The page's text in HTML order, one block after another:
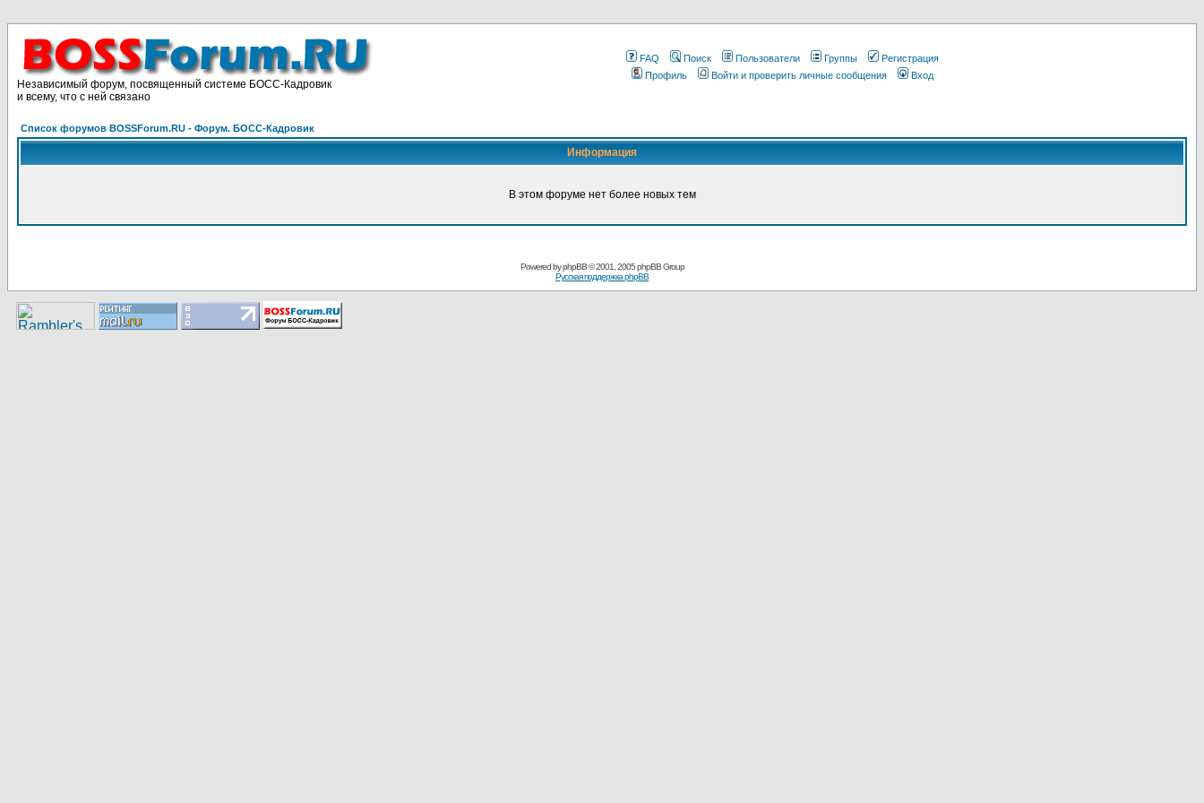
Независимый форум, посвященный системе БОСС-Кадровик
и всему, что с ней связано
FAQ Поиск Пользователи Группы
Регистрация
Профиль
Войти и проверить личные сообщения Вход
Список форумов BOSSForum.RU - Форум. БОСС-Кадровик
Информация
В этом форуме нет более новых тем
Pоwerеd byрhpВB© 2001, 2005 рhpВB Grouр
Русская поддержка phрВB